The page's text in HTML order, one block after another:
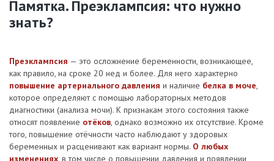
Памятка. Преэклампсия: что нужно
знать?
Преэклампсия — это осложнение беременности, возникающее,
как правило, на сроке 20 нед и более. Для него характерно
повышение артериального давления и наличие белка в моче,
которое определяют с помощью лабораторных методов
диагностики (анализа мочи). К признакам этого состояния также
относят появление отёков, однако возможно их отсутствие. Кроме
того, повышение отёчности часто наблюдают у здоровых
беременных и расценивают как вариант нормы. О любых
изменениях, в том числе о повышении давления и появлении